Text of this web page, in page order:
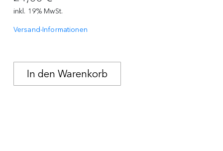
inkl. 19% MwSt.
Versand-Informationen